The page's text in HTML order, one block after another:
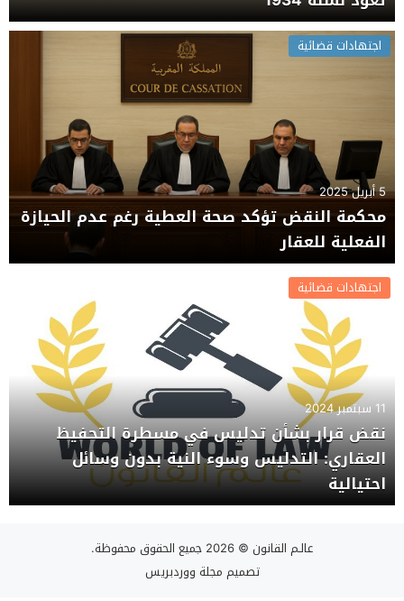
اجتهادات قضائية
5 أبريل 2025
محكمة النقض تؤكد صحة العطية رغم عدم الحيازة
الفعلية للعقار
اجتهادات قضائية
11 سبتمبر 2024
نقض قرار بشأن تدليس في مسطرة التحفيظ
العقاري: التدليس وسوء النية بدون وسائل
احتيالية
عالـم القانون © 2026 جميع الحقوق محفوظة.
تصميم مجلة ووردبريس